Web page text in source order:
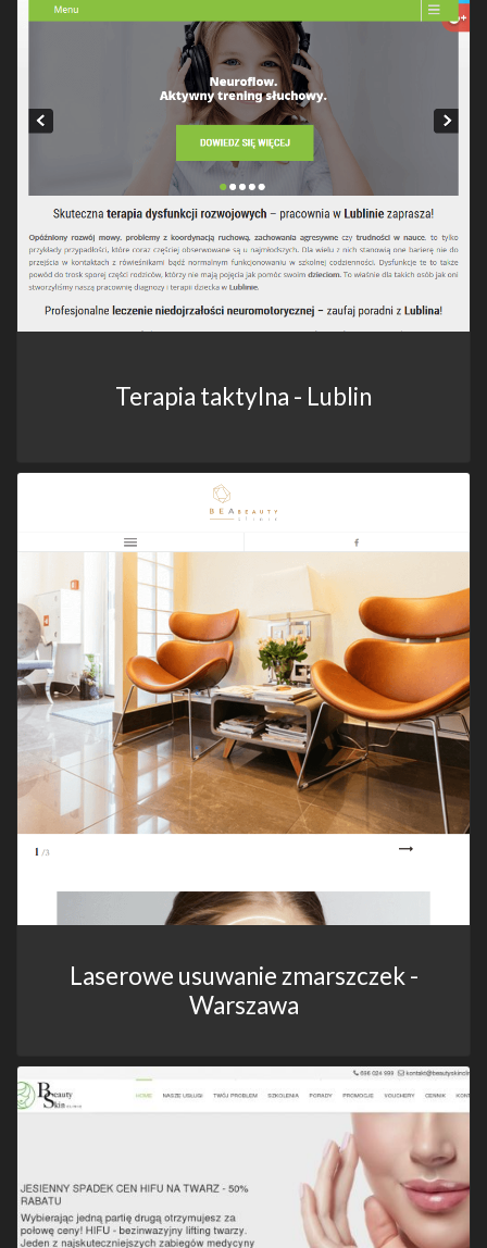
Terapia taktylna - Lublin
Laserowe usuwanie zmarszczek -
Warszawa